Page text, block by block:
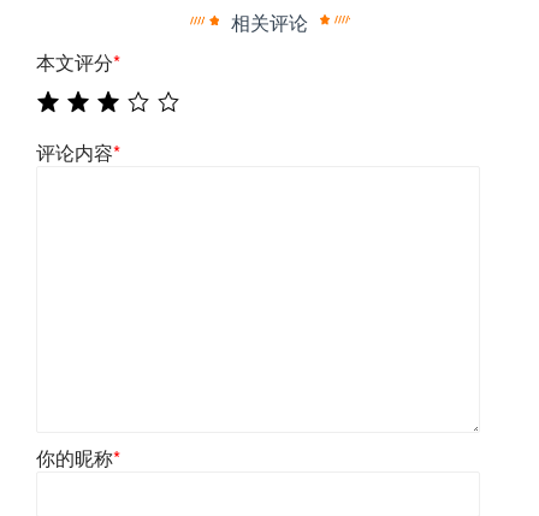
相关评论
本文评分*
评论内容*
你的昵称*